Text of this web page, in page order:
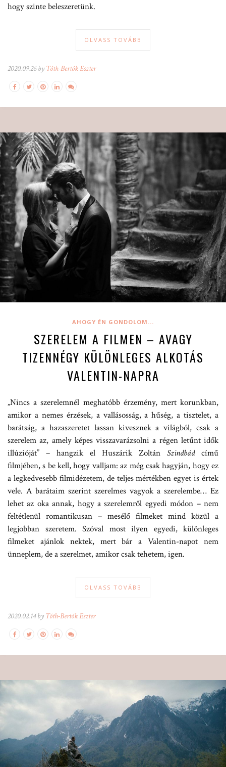
hogy szinte beleszeretünk.
OLVASS TOVÁBB
2020.09.26 by Tóth-Bertók Eszter
AHOGY ÉN GONDOLOM...
SZERELEM A FILMEN – AVAGY
TIZENNÉGY KÜLÖNLEGES ALKOTÁS
VALENTIN-NAPRA
„Nincs a szerelemnél meghatóbb érzemény, mert korunkban,
amikor a nemes érzések, a vallásosság, a hűség, a tisztelet, a
barátság, a hazaszeretet lassan kivesznek a világból, csak a
szerelem az, amely képes visszavarázsolni a régen letűnt idők
illúzióját” – hangzik el Huszárik Zoltán Szindbádcímű
filmjében, s be kell, hogy valljam: az még csak hagyján, hogy ez
a legkedvesebb filmidézetem, de teljes mértékben egyet is értek
vele. A barátaim szerint szerelmes vagyok a szerelembe… Ez
lehet az oka annak, hogy a szerelemről egyedi módon – nem
feltétlenül romantikusan – mesélő filmeket mind közül a
legjobban szeretem. Szóval most ilyen egyedi, különleges
filmeket ajánlok nektek, mert bár a Valentin-napot nem
ünneplem, de a szerelmet, amikor csak tehetem, igen.
OLVASS TOVÁBB
2020.02.14 by Tóth-Bertók Eszter